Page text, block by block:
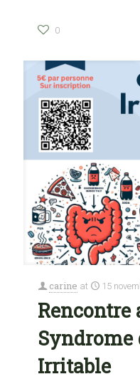
0
carine at 15
Rencontre
Syndrome
Irritable